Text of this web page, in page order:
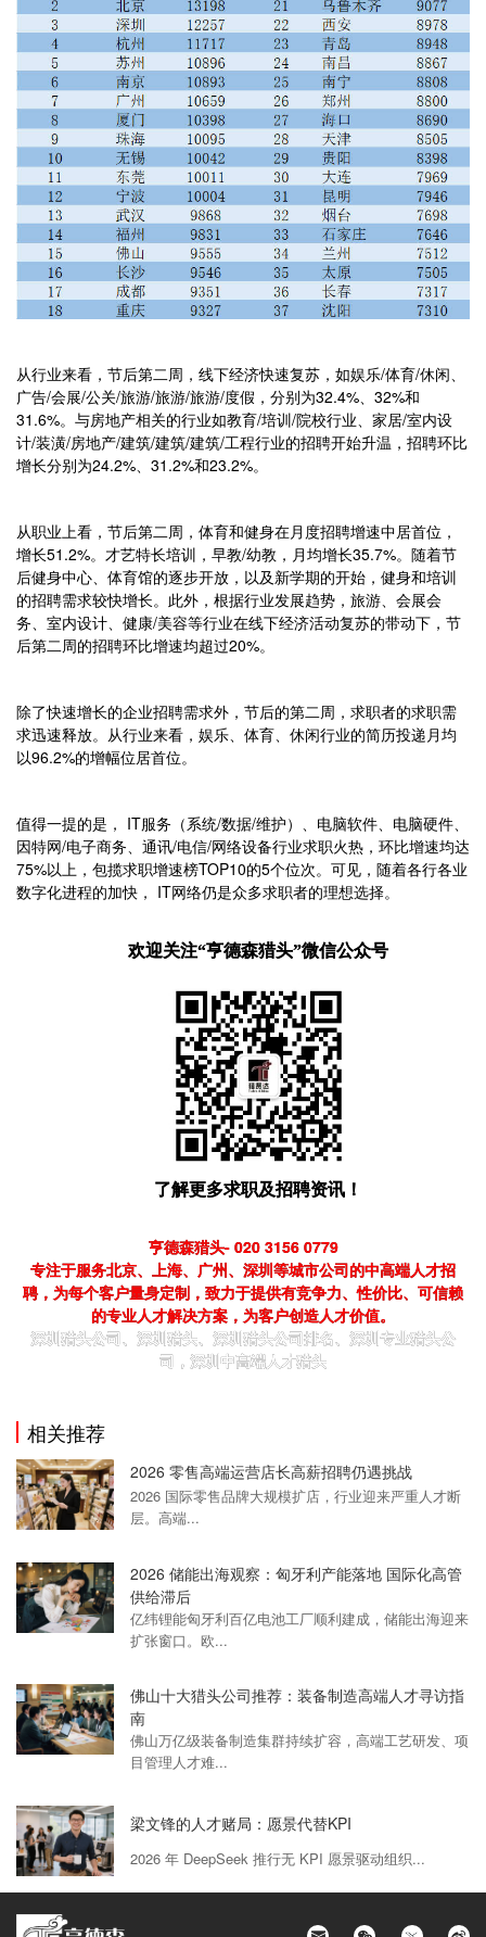
从行业来看，节后第二周，线下经济快速复苏，如娱乐/体育/休闲、
广告/会展/公关/旅游/旅游/旅游/度假，分别为32.4%、32%和
31.6%。与房地产相关的行业如教育/培训/院校行业、家居/室内设
计/装潢/房地产/建筑/建筑/建筑/工程行业的招聘开始升温，招聘环比
增长分别为24.2%、31.2%和23.2%。
从职业上看，节后第二周，体育和健身在月度招聘增速中居首位，
增长51.2%。才艺特长培训，早教/幼教，月均增长35.7%。随着节
后健身中心、体育馆的逐步开放，以及新学期的开始，健身和培训
的招聘需求较快增长。此外，根据行业发展趋势，旅游、会展会
务、室内设计、健康/美容等行业在线下经济活动复苏的带动下，节
后第二周的招聘环比增速均超过20%。
除了快速增长的企业招聘需求外，节后的第二周，求职者的求职需
求迅速释放。从行业来看，娱乐、体育、休闲行业的简历投递月均
以96.2%的增幅位居首位。
值得一提的是， IT服务（系统/数据/维护）、电脑软件、电脑硬件、
因特网/电子商务、通讯/电信/网络设备行业求职火热，环比增速均达
75%以上，包揽求职增速榜TOP10的5个位次。可见，随着各行各业
数字化进程的加快， IT网络仍是众多求职者的理想选择。
欢迎关注“亨德森猎头”微信公众号
了解更多求职及招聘资讯！
亨德森猎头- 020 3156 0779
专注于服务北京、上海、广州、深圳等城市公司的中高端人才招
聘，为每个客户量身定制，致力于提供有竞争力、性价比、可信赖
的专业人才解决方案，为客户创造人才价值。
深圳猎头公司、深圳猎头、 深圳猎头公司排名、 深圳专业猎头公
司， 深圳中高端人才猎头
相关推荐
2026 零售高端运营店长高薪招聘仍遇挑战
2026 国际零售品牌大规模扩店，行业迎来严重人才断
层。高端...
2026 储能出海观察：匈牙利产能落地 国际化高管
供给滞后
亿纬锂能匈牙利百亿电池工厂顺利建成，储能出海迎来
扩张窗口。欧...
佛山十大猎头公司推荐：装备制造高端人才寻访指
南
佛山万亿级装备制造集群持续扩容，高端工艺研发、项
目管理人才难...
梁文锋的人才赌局：愿景代替KPI
2026 年 DeepSeek 推行无 KPI 愿景驱动组织...